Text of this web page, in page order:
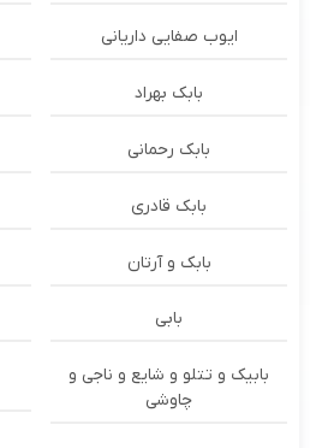
ایوب صفایی داریانی
بابک بهراد
بابک رحمانی
بابک قادری
بابک و آرتان
بابی
بابیک و تتلو و شایع و ناجی و
چاوشی